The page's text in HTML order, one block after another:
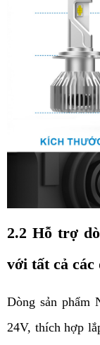
2.2 Hỗ trợ
với tất cả các
Dòng sản phẩm
24V, thích hợp